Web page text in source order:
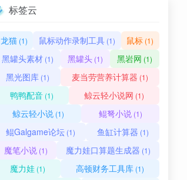
标签云
龙猫(1) 鼠标动作录制工具(1) 鼠标 (1)
黑罐头素材 (1) 黑罐头 (1) 黑岩网 (1)
黑光图库 (1) 麦当劳营养计算器 (1)
鸭鸭配音 (1) 鲸云轻小说网 (1)
鲸云轻小说(1) 鲲弩小说(1)
鲲Galgame论坛(1) 鱼缸计算器 (1)
魔笔小说(1) 魔力娃口算题生成器 (1)
魔力娃 (1) 高顿财务工具库 (1)